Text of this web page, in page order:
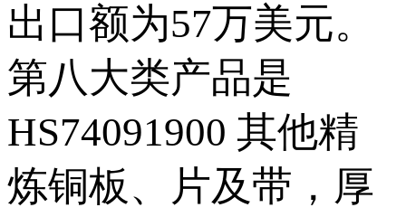
出口额为57万美元。
第八大类产品是
HS74091900 其他精
炼铜板、片及带，厚